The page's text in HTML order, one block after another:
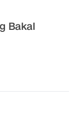
Bakal